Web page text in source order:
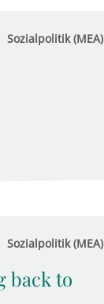
Sozialpolitik (MEA)
Sozialpolitik (MEA)
back to